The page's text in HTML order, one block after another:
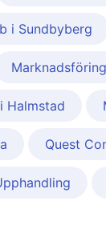
i Sundbyberg
Halmstad
Quest